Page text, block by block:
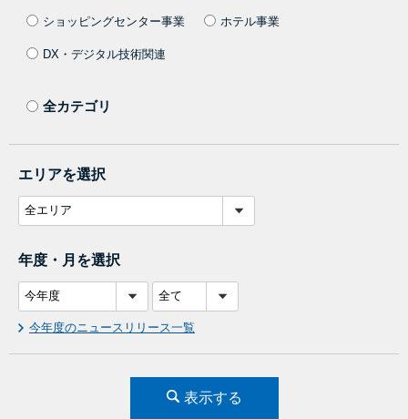
ショッピングセンター事業 ホテル事業
DX・デジタル技術関連
全カテゴリ
エリアを選択
年度・月を選択
今年度のニュースリリース一覧
表示する